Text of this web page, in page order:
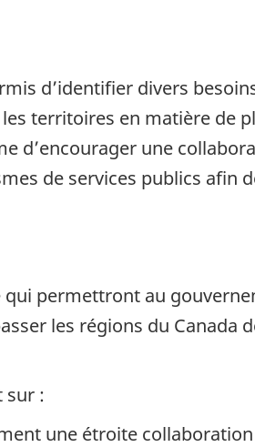
d’identifier divers
territoires en matière de
d’encourager une
de services publics afin
permettront au
les régions du Canada
sur :
une étroite